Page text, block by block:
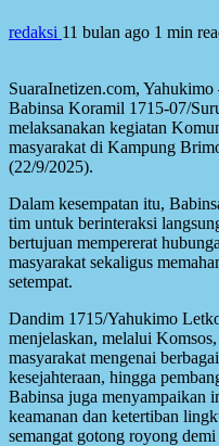
redaksi 11 bulan ago 1 min
SuaraInetizen.com,
Babinsa Koramil 1715-07/
melaksanakan kegiatan
masyarakat di Kampung
(22/9/2025).
Dalam kesempatan itu,
tim untuk berinteraksi
bertujuan mempererat
masyarakat sekaligus
setempat.
Dandim 1715/Yahukimo
menjelaskan, melalui
masyarakat mengenai
kesejahteraan, hingga
Babinsa juga menyampaikan
keamanan dan ketertiban
semangat gotong royong